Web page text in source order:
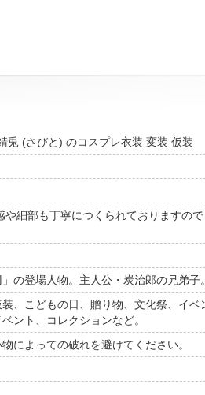
兎 (さびと) のコスプレ衣装 変装 仮装
細部も丁寧につくられておりますの
の登場人物。主人公・炭治郎の兄弟子。
、こどもの日、贈り物、文化祭、イベ
ント、コレクションなど。
によっての破れを避けてください。